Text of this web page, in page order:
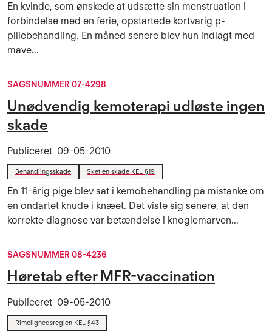
En kvinde, som ønskede at udsætte sin menstruation i
forbindelse med en ferie, opstartede kortvarig p-
pillebehandling. En måned senere blev hun indlagt med
mave...
SAGSNUMMER 07-4298
Unødvendig kemoterapi udløste ingen
skade
Publiceret 09-05-2010
Behandlingsskade Sket en skade KEL §19
En 11-årig pige blev sat i kemobehandling på mistanke om
en ondartet knude i knæet. Det viste sig senere, at den
korrekte diagnose var betændelse i knoglemarven...
SAGSNUMMER 08-4236
Høretab efter MFR-vaccination
Publiceret 09-05-2010
Rimelighedsreglen KEL §43